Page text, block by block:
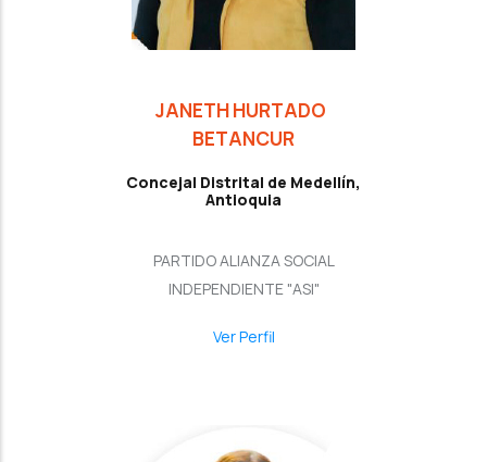
JANETH HURTADO
BETANCUR
Concejal Distrital de Medellín,
Antioquia
PARTIDO ALIANZA SOCIAL
INDEPENDIENTE "ASI"
Ver Perfil